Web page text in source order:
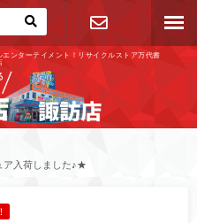
ンターテイメント！リサイクルストア万代書
お問い合わ
せ
ア入荷しました♪★